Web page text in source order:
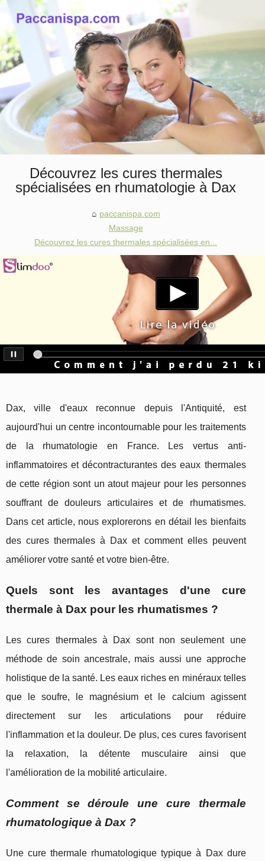
Découvrez les cures thermales
spécialisées en rhumatologie à Dax
paccanispa.com
Massage
Découvrez les cures thermales spécialisées en...
Dax, ville d'eaux reconnue depuis l'Antiquité, est
aujourd'hui un centre incontournable pour les traitements
de la rhumatologie en France. Les vertus anti-
inflammatoires et décontracturantes des eaux thermales
de cette région sont un atout majeur pour les personnes
souffrant de douleurs articulaires et de rhumatismes.
Dans cet article, nous explorerons en détail les bienfaits
des cures thermales à Dax et comment elles peuvent
améliorer votre santé et votre bien-être.
Quels sont les avantages d'une cure
thermale à Dax pour les rhumatismes ?
Les cures thermales à Dax sont non seulement une
méthode de soin ancestrale, mais aussi une approche
holistique de la santé. Les eaux riches en minéraux telles
que le soufre, le magnésium et le calcium agissent
directement sur les articulations pour réduire
l'inflammation et la douleur. De plus, ces cures favorisent
la relaxation, la détente musculaire ainsi que
l'amélioration de la mobilité articulaire.
Comment se déroule une cure thermale
rhumatologique à Dax ?
Une cure thermale rhumatologique typique à Dax dure